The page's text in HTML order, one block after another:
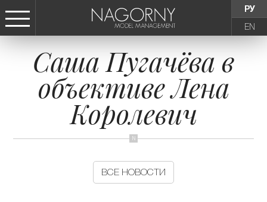
РУ
EN
СТАТЬ МОДЕЛЬЮ
ДЕВУШКИ
ТИНЕЙДЖЕРЫ
ДЕТИ
Саша Пугачёва в
объективе Лена
Королевич
ВСЕ НОВОСТИ